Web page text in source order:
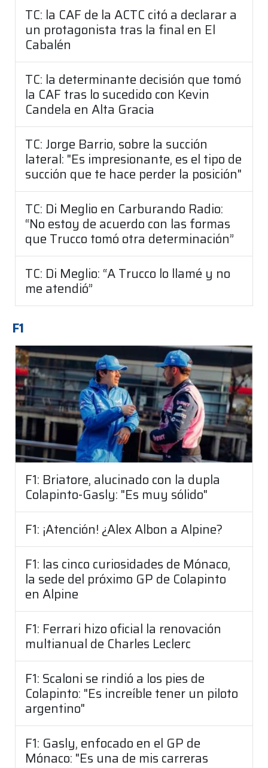
TC: la CAF de la ACTC citó a declarar a
un protagonista tras la final en El
Cabalén
TC: la determinante decisión que tomó
la CAF tras lo sucedido con Kevin
Candela en Alta Gracia
TC: Jorge Barrio, sobre la succión
lateral: "Es impresionante, es el tipo de
succión que te hace perder la posición"
TC: Di Meglio en Carburando Radio:
“No estoy de acuerdo con las formas
que Trucco tomó otra determinación”
TC: Di Meglio: “A Trucco lo llamé y no
me atendió”
F1
F1: Briatore, alucinado con la dupla
Colapinto-Gasly: "Es muy sólido"
F1: ¡Atención! ¿Alex Albon a Alpine?
F1: las cinco curiosidades de Mónaco,
la sede del próximo GP de Colapinto
en Alpine
F1: Ferrari hizo oficial la renovación
multianual de Charles Leclerc
F1: Scaloni se rindió a los pies de
Colapinto: "Es increíble tener un piloto
argentino"
F1: Gasly, enfocado en el GP de
Mónaco: "Es una de mis carreras